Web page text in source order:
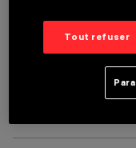
Tout refuser